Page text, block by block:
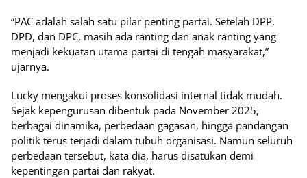
“PAC adalah salah satu pilar penting partai. Setelah DPP,
DPD, dan DPC, masih ada ranting dan anak ranting yang
menjadi kekuatan utama partai di tengah masyarakat,”
ujarnya.
Lucky mengakui proses konsolidasi internal tidak mudah.
Sejak kepengurusan dibentuk pada November 2025,
berbagai dinamika, perbedaan gagasan, hingga pandangan
politik terus terjadi dalam tubuh organisasi. Namun seluruh
perbedaan tersebut, kata dia, harus disatukan demi
kepentingan partai dan rakyat.